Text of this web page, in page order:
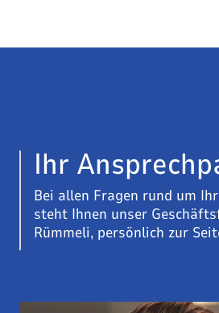
Ihr
Bei allen Fragen rund um
steht Ihnen unser
Rümmeli, persönlich zur